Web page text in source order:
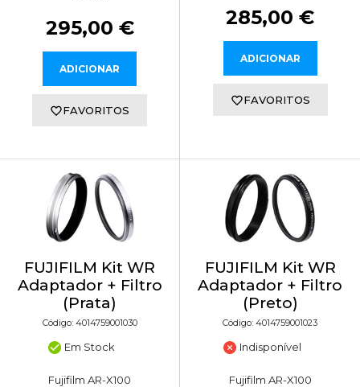
295,00 €
ADICIONAR
FAVORITOS
285,00 €
ADICIONAR
FAVORITOS
FUJIFILM Kit WR
Adaptador + Filtro
(Prata)
Código: 4014759001030
Em Stock
Fujifilm AR-X100
FUJIFILM Kit WR
Adaptador + Filtro
(Preto)
Código: 4014759001023
Indisponível
Fujifilm AR-X100